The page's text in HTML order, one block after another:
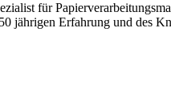
für
jährigen Erfahrung und des